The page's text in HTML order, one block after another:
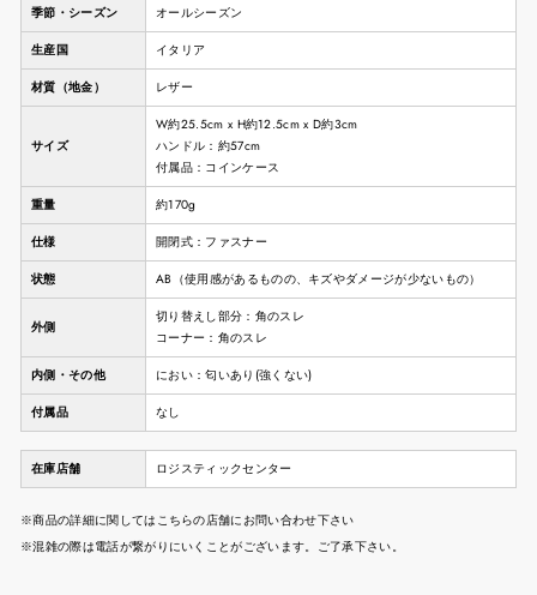
季節・シーズン オールシーズン
生産国 イタリア
材質（地金） レザー
サイズ
W約25.5cm x H約12.5cm x D約3cm
ハンドル：約57cm
付属品：コインケース
重量 約170g
仕様 開閉式：ファスナー
状態 AB（使用感があるものの、キズやダメージが少ないもの）
外側
切り替えし部分：角のスレ
コーナー：角のスレ
内側・その他 におい：匂いあり(強くない)
付属品 なし
在庫店舗 ロジスティックセンター
※商品の詳細に関してはこちらの店舗にお問い合わせ下さい
※混雑の際は電話が繋がりにいくことがございます。ご了承下さい。